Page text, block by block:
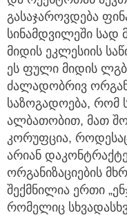
გასაჯაროვდება
სინამდვილეში
მიდის ეკლესიის
ეს ფული მიდის
ძალადობრივ
საზოგადოება, რომ
ალბათობით, მათ
კორუფცია,
არიან
ორგანიზაციების
შექმნილია ერთი
რომელიც